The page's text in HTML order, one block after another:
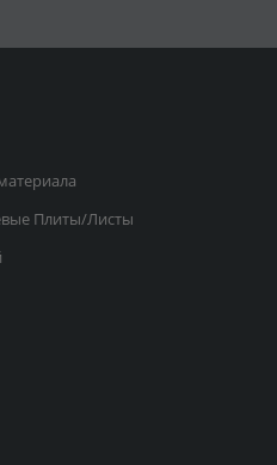
Плиты/Листы